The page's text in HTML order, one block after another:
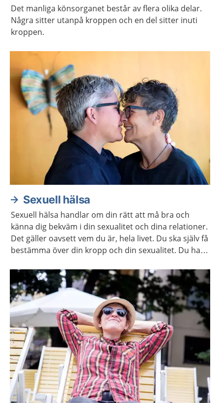
Det manliga könsorganet består av flera olika delar.
Några sitter utanpå kroppen och en del sitter inuti
kroppen.
Sexuell hälsa
Sexuell hälsa handlar om din rätt att må bra och
känna dig bekväm i din sexualitet och dina relationer.
Det gäller oavsett vem du är, hela livet. Du ska själv få
bestämma över din kropp och din sexualitet. Du har
hittar du mer information och stöd för att ta hand
om din sexuella hälsa.